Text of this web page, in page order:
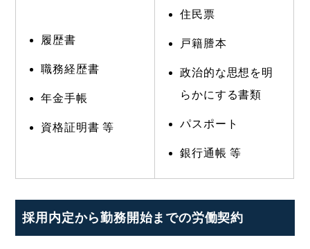
履歴書
職務経歴書
年金手帳
資格証明書 等
住民票
戸籍謄本
政治的な思想を明
らかにする書類
パスポート
銀行通帳 等
採用内定から勤務開始までの労働契約